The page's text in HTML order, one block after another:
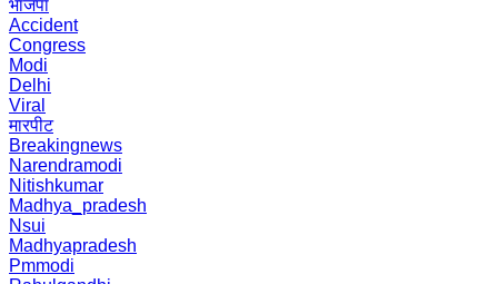
भाजपा
Accident
Congress
Modi
Delhi
Viral
मारपीट
Breakingnews
Narendramodi
Nitishkumar
Madhya_pradesh
Nsui
Madhyapradesh
Pmmodi